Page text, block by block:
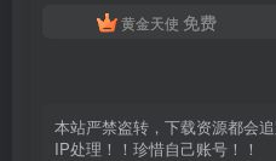
黄金天使 免费
本站严禁盗转，下载资源都会
IP处理！！珍惜自己账号！！